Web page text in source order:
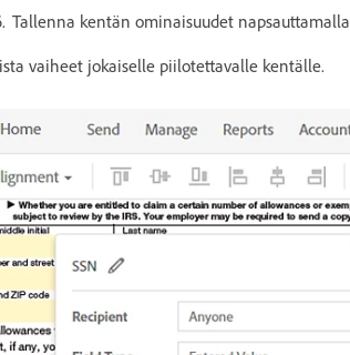
Tallenna kentän ominaisuudet napsauttamalla
vaiheet jokaiselle piilotettavalle kentälle.